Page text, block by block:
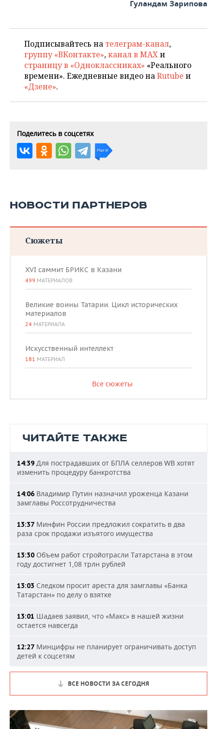
Гуландам Зарипова
Подписывайтесь на телеграм-канал,
группу «ВКонтакте»,канал в MAXи
страницу в «Одноклассниках» «Реального
времени». Ежедневные видео наRutube и
«Дзене».
Поделитесь в соцсетях
НОВОСТИ ПАРТНЕРОВ
Сюжеты
XVI саммит БРИКС в Казани
499 МАТЕРИАЛОВ
Великие воины Татарии. Цикл исторических
материалов
24 МАТЕРИАЛА
Искусственный интеллект
181 МАТЕРИАЛ
Все сюжеты
ЧИТАЙТЕ ТАКЖЕ
14:39 Для пострадавших от БПЛА селлеров WB хотят
изменить процедуру банкротства
14:06 Владимир Путин назначил уроженца Казани
замглавы Россотрудничества
13:37 Минфин России предложил сократить в два
раза срок продажи изъятого имущества
13:30 Объем работ стройотрасли Татарстана в этом
году достигнет 1,08 трлн рублей
13:03 Следком просит ареста для замглавы «Банка
Татарстан» по делу о взятке
13:01 Шадаев заявил, что «Макс» в нашей жизни
остается навсегда
12:27 Минцифры не планирует ограничивать доступ
детей к соцсетям
ВСЕ НОВОСТИ ЗА СЕГОДНЯ